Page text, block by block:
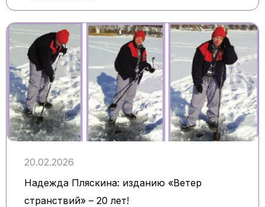
20.02.2026
Надежда Пляскина: изданию «Ветер
странствий» – 20 лет!